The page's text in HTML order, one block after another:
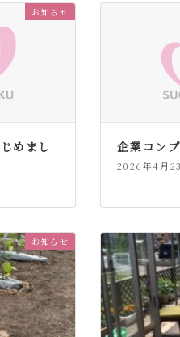
お知らせ
めまし
企業コン
2026年4月
お知らせ